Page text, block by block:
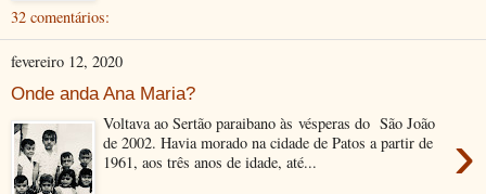
32 comentários:
fevereiro 12, 2020
Onde anda Ana Maria?
›
Voltava ao Sertão paraibano às vésperas do São João
de 2002. Havia morado na cidade de Patos a partir de
1961, aos três anos de idade, até...